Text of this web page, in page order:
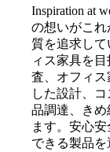
Inspiration at
の想いがこ
質を追求し
ィス家具を
査、オフィ
した設計、
品調達、き
ます。安⼼
できる製品を